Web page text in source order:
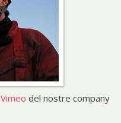
Vimeo del nostre company